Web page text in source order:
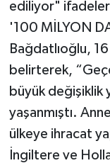
ediliyor"
'100 MİLYON
Bağdatlıoğlu, 16
belirterek,
büyük değişiklik
yaşanmıştı.
ülkeye ihracat
İngiltere ve